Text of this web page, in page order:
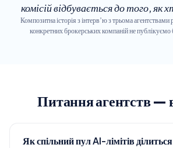
комісій відбувається до того, як
Композитна історія з інтервʼю з трьома
конкретних брокерських компаній не публікуємо
Питання агентств —
Як спільний пул AI-лімітів